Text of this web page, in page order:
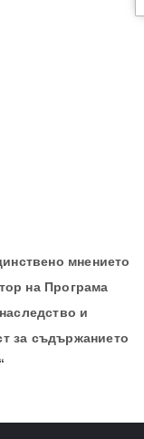
мнението
на Програма
и
за съдържанието